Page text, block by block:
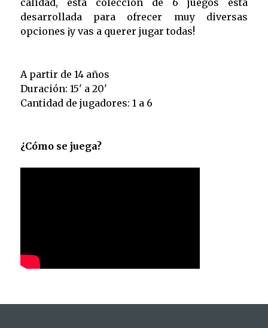
desarrollada para ofrecer muy diversas
opciones ¡y vas a querer jugar todas!
A partir de 14 años
Duración: 15' a 20'
Cantidad de jugadores: 1 a 6
¿Cómo se juega?